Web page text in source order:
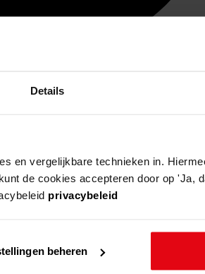
Details
en vergelijkbare technieken in.
de cookies accepteren door op 'Ja,
privacybeleid
beheren